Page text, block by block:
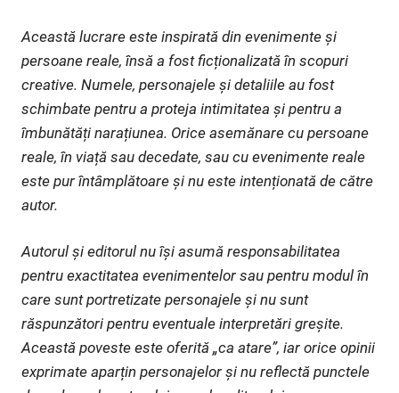
Această lucrare este inspirată din evenimente și
persoane reale, însă a fost ficționalizată în scopuri
creative. Numele, personajele și detaliile au fost
schimbate pentru a proteja intimitatea și pentru a
îmbunătăți narațiunea. Orice asemănare cu persoane
reale, în viață sau decedate, sau cu evenimente reale
este pur întâmplătoare și nu este intenționată de către
autor.
Autorul și editorul nu își asumă responsabilitatea
pentru exactitatea evenimentelor sau pentru modul în
care sunt portretizate personajele și nu sunt
răspunzători pentru eventuale interpretări greșite.
Această poveste este oferită „ca atare”, iar orice opinii
exprimate aparțin personajelor și nu reflectă punctele